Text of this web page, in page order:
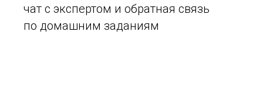
чат с экспертом и обратная связь
по домашним заданиям